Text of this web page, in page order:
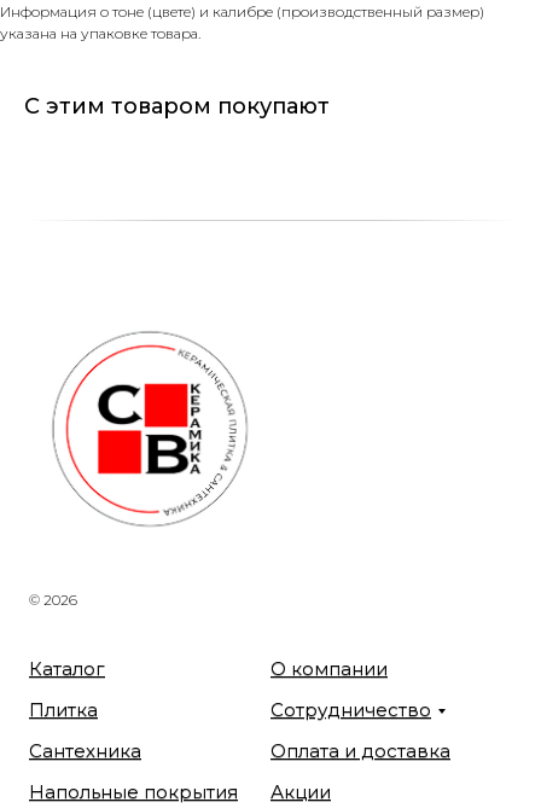
Информация о тоне (цвете) и калибре (производственный размер)
указана на упаковке товара.
С этим товаром покупают
© 2026
Каталог
Плитка
Сантехника
Напольные покрытия
О компании
Сотрудничество
Оплата и доставка
Акции